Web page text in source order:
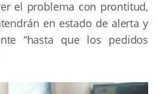
el problema con prontitud,
en estado de alerta y
“hasta que los pedidos